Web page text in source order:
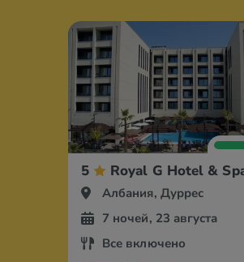
5 Royal G Hotel &
Албания, Дуррес
7 ночей, 23 августа
Все включено